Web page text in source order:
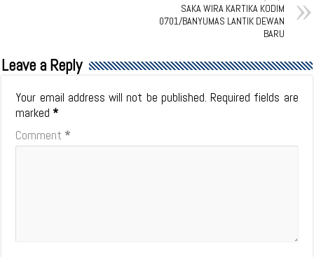
SAKA WIRA KARTIKA KODIM
0701/BANYUMAS LANTIK DEWAN
BARU
Leave a Reply
Your email address will not be published. Required fields are
marked*
Comment *